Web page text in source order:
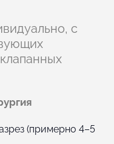
с
(примерно 4–5